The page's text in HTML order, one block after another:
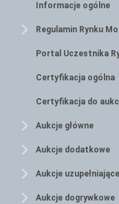
Informacje ogólne
Regulamin Rynku
Portal Uczestnika
Certyfikacja ogólna
Certyfikacja do
Aukcje główne
Aukcje dodatkowe
Aukcje uzupełniające
Aukcje dogrywkowe